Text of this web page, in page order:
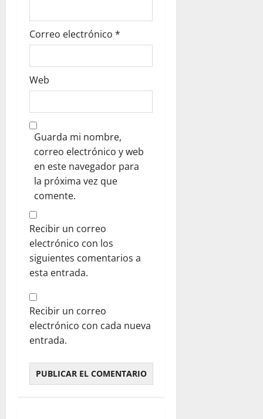
d
a
s
Correo electrónico *
Web
Guarda mi nombre,
correo electrónico y web
en este navegador para
la próxima vez que
comente.
Recibir un correo
electrónico con los
siguientes comentarios a
esta entrada.
Recibir un correo
electrónico con cada nueva
entrada.